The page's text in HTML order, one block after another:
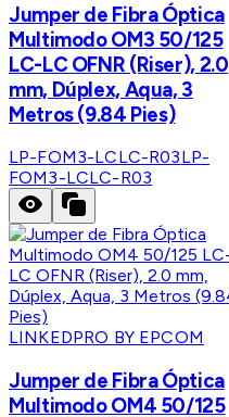
Jumper de Fibra Óptica
Multimodo OM3 50/125
LC-LC OFNR (Riser), 2.0
mm, Dúplex, Aqua, 3
Metros (9.84 Pies)
LP-FOM3-LCLC-R03LP-
FOM3-LCLC-R03
LINKEDPRO BY EPCOM
Jumper de Fibra Óptica
Multimodo OM4 50/125